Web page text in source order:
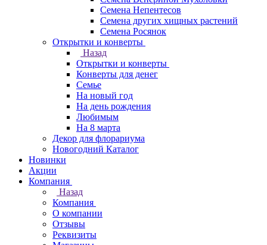
Семена Непентесов
Семена других хищных растений
Семена Росянок
Открытки и конверты
Назад
Открытки и конверты
Конверты для денег
Семье
На новый год
На день рождения
Любимым
На 8 марта
Декор для флорариума
Новогодний Каталог
Новинки
Акции
Компания
Назад
Компания
О компании
Отзывы
Реквизиты